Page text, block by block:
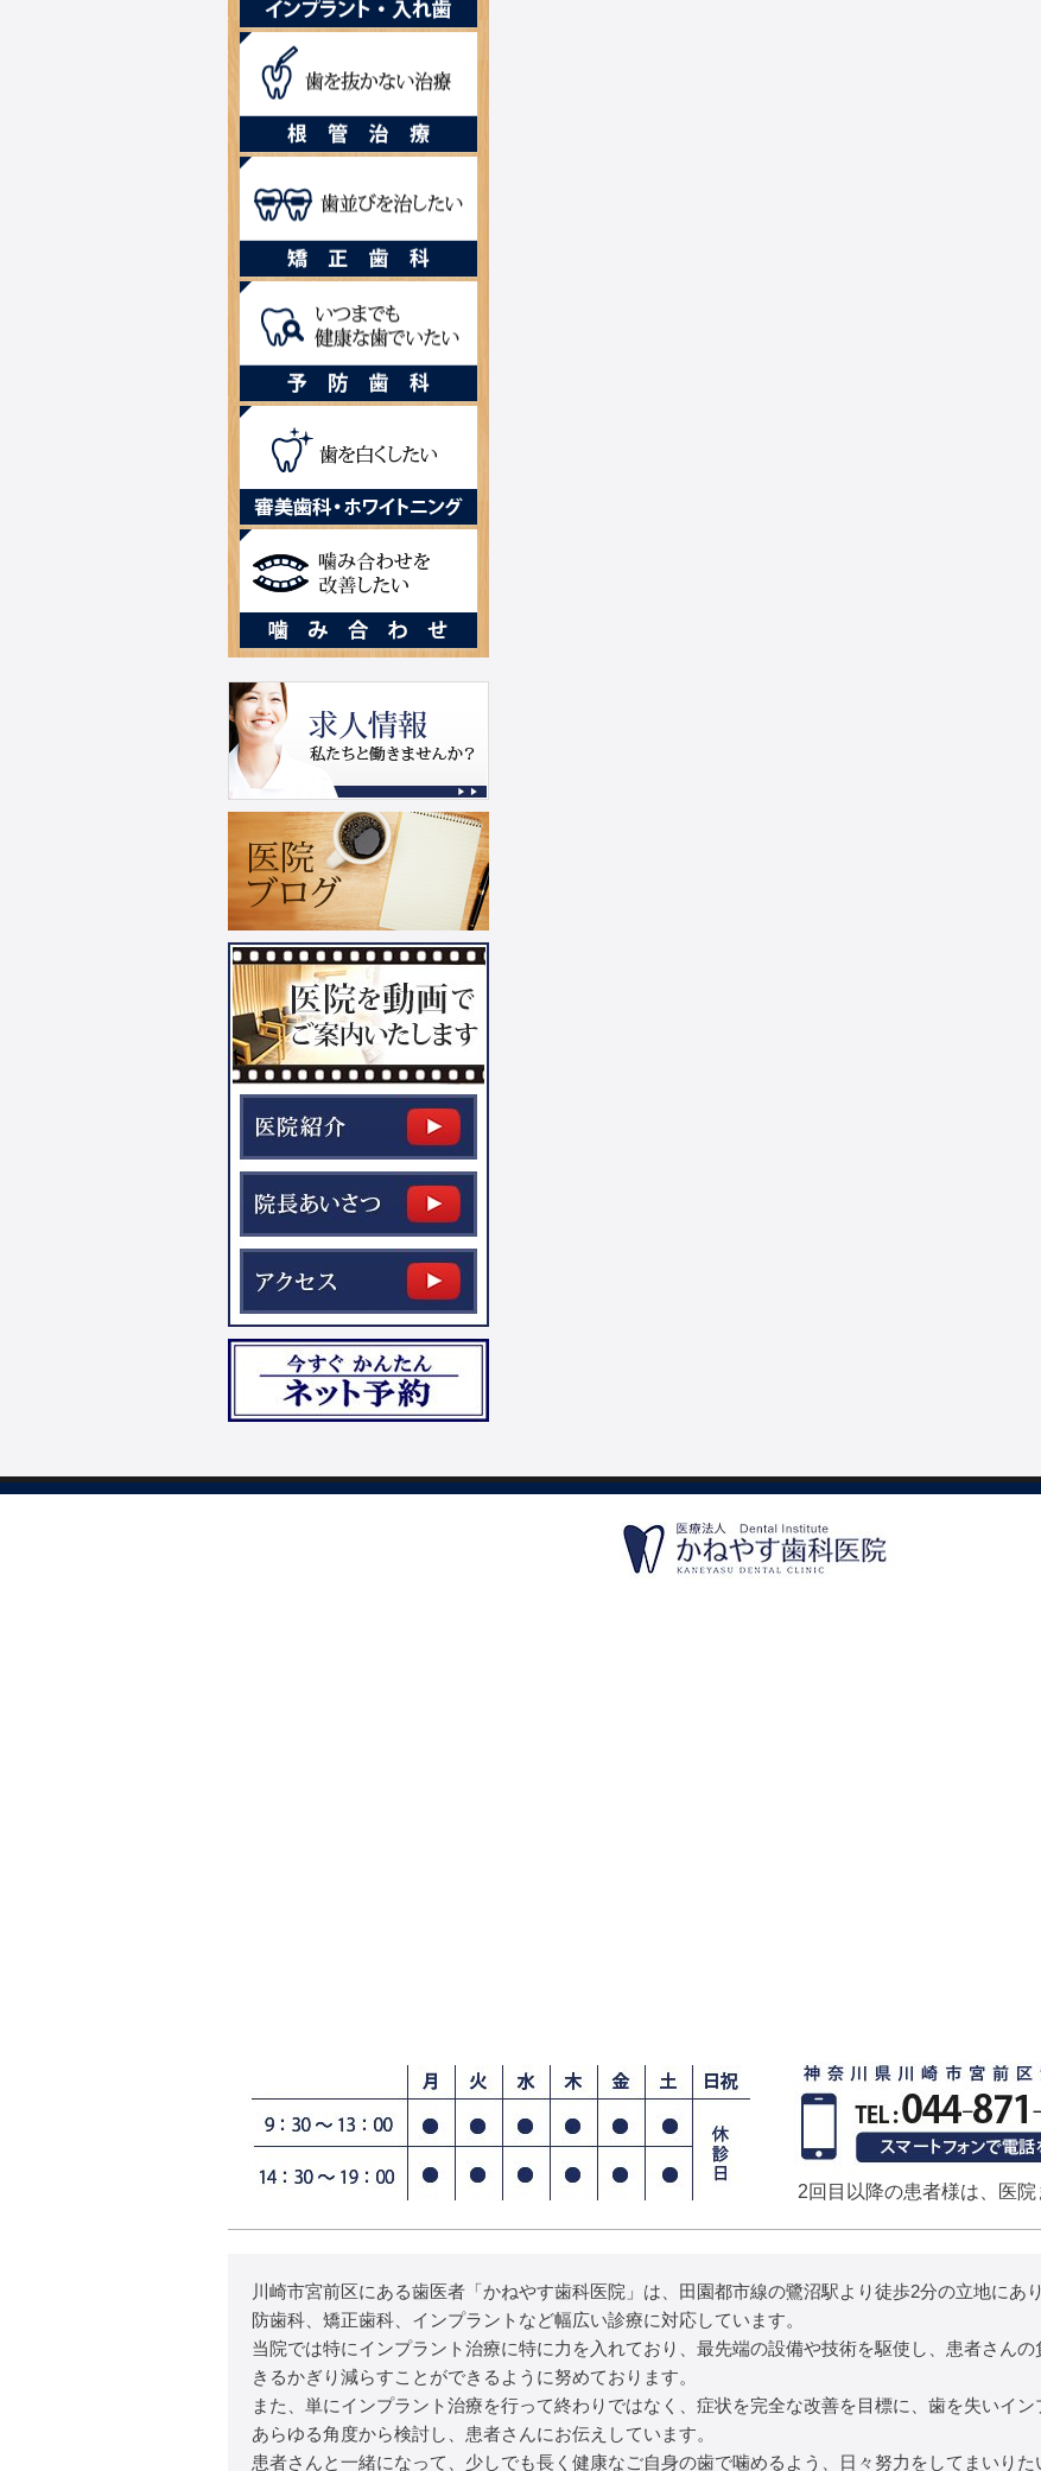
2回目以降の患者様は、医院
川崎市宮前区にある歯医者「かねやす歯科医院」は、田園都市線の鷺沼駅より徒歩2分の立地にあ
防歯科、矯正歯科、インプラントなど幅広い診療に対応しています。
当院では特にインプラント治療に特に力を入れており、最先端の設備や技術を駆使し、患者さん
きるかぎり減らすことができるように努めております。
また、単にインプラント治療を行って終わりではなく、症状を完全な改善を目標に、歯を失いイ
あらゆる角度から検討し、患者さんにお伝えしています。
患者さんと一緒になって、少しでも長く健康なご自身の歯で噛めるよう、日々努力をしてまいり